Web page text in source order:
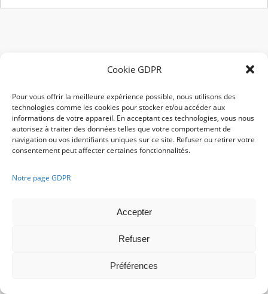
Cookie GDPR
Pour vous offrir la meilleure expérience possible, nous utilisons des
technologies comme les cookies pour stocker et/ou accéder aux
informations de votre appareil. En acceptant ces technologies, vous nous
autorisez à traiter des données telles que votre comportement de
navigation ou vos identifiants uniques sur ce site. Refuser ou retirer votre
consentement peut affecter certaines fonctionnalités.
Notre page GDPR
Accepter
Refuser
Préférences